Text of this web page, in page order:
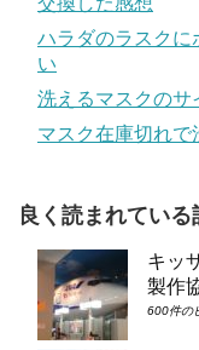
ハラダのラスクに
い
洗えるマスクのサ
マスク在庫切れで
良く読まれている
キッ
製作
600件の